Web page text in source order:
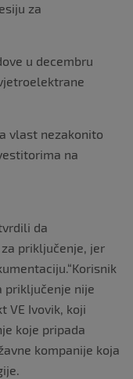
za
u decembru
vlast nezakonito
na
da
priključenje, jer
priključenje nije
VE Ivovik, koji
koje pripada
kompanije koja